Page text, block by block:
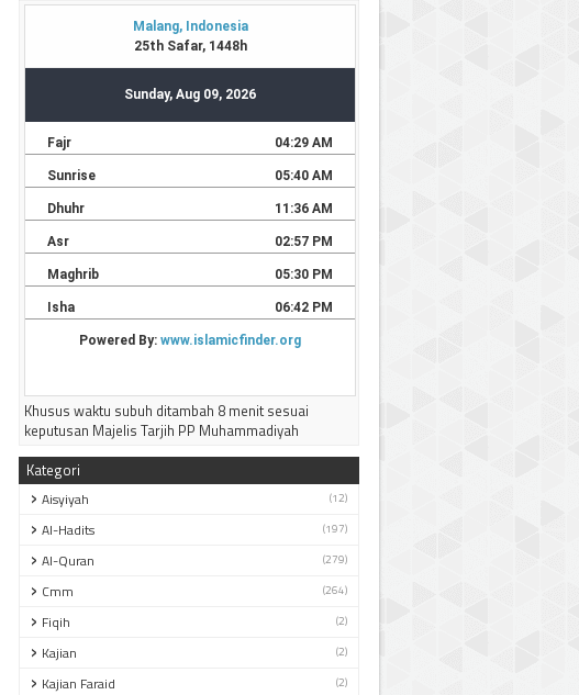
JADWAL IMSAKIYAH BULAN RAMADHAN 1447 H /
2026 M JAWA TIMURSilahkan bisa didownload
----------------------------- Terima kasih
Khusus waktu subuh ditambah 8 menit sesuai
keputusan Majelis Tarjih PP Muhammadiyah
Kategori
Aisyiyah (12)
Al-Hadits (197)
Al-Quran (279)
Cmm (264)
Fiqih (2)
Kajian (2)
Kajian Faraid (2)